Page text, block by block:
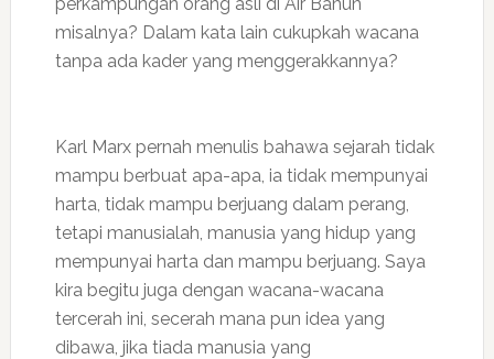
misalnya? Dalam kata lain cukupkah wacana
tanpa ada kader yang menggerakkannya?
Karl Marx pernah menulis bahawa sejarah tidak
mampu berbuat apa-apa, ia tidak mempunyai
harta, tidak mampu berjuang dalam perang,
tetapi manusialah, manusia yang hidup yang
mempunyai harta dan mampu berjuang. Saya
kira begitu juga dengan wacana-wacana
tercerah ini, secerah mana pun idea yang
dibawa, jika tiada manusia yang